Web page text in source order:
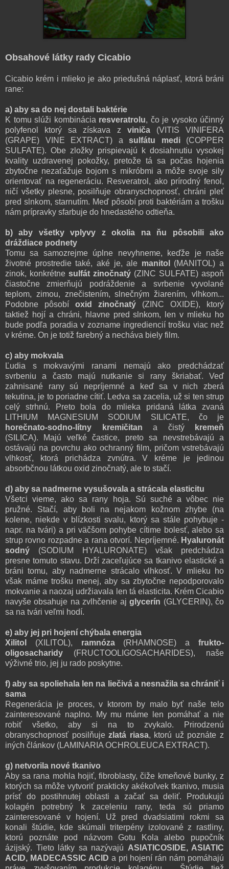
Obsahové látky rady Cicabio
Cicabio krém i mlieko je ako priedušná náplasť, ktorá bráni
rane:
a) aby sa do nej dostali baktérie
K tomu slúži kombinácia resveratrolu, čo je vysoko účinný
polyfenol ktorý sa získava z viniča(VITIS VINIFERA
(GRAPE) VINE EXTRACT) a sulfátu medi(COPPER
SULFATE). Obe zložky prispievajú k dosiahnutiu vysokej
kvality uzdravenej pokožky, pretože tá sa počas hojenia
zbytočne nezaťažuje bojom s mikróbmi a môže svoje sily
orientovať na regeneráciu. Resveratrol, ako prírodný fenol,
ničí všetky plesne, posilňuje obranyschopnosť, chráni pleť
pred slnkom, starnutím. Meď pôsobí proti baktériám a trošku
nám prípravky sfarbuje do hnedastého odtieňa.
b) aby všetky vplyvy z okolia na ňu pôsobili ako
dráždiace podnety
Tomu sa samozrejme úplne nevyhneme, keďže je naše
životné prostredie také, aké je, ale manitol
(MANITOL) a
zinok, konkrétne sulfát zinočnatý (ZINC SULFATE) aspoň
čiastočne zmierňujú podráždenie a svrbenie vyvolané
teplom, zimou, znečistením, slnečným žiarením, vlhkom...
Podobne pôsobí oxid zinočnatý (ZINC OXIDE), ktorý
taktiež hojí a chráni, hlavne pred slnkom, len v mlieku ho
bude podľa poradia v zozname ingrediencií trošku viac než
v kréme. On je totiž farebný a necháva biely film.
c) aby mokvala
Ľudia s mokvavými ranami nemajú ako predchádzať
svrbeniu a často majú nutkanie si rany škriabať. Veď
zahnisané rany sú nepríjemné a keď sa v nich zberá
tekutina, je to poriadne cítiť. Ledva sa zacelia, už si ten strup
celý strhnú. Preto bola do mlieka pridaná látka zvaná
LITHIUM MAGNESIUM SODIUM SILICATE, čo je
horečnato-sodno-lítny kremičitan a čistý
kremeň
(SILICA). Majú veľké častice, preto sa nevstrebávajú a
ostávajú na povrchu ako ochranný film, pričom vstrebávajú
vlhkosť, ktorá prichádza zvnútra. V kréme je jedinou
absorbčnou látkou oxid zinočnatý, ale to stačí.
d) aby sa nadmerne vysušovala a strácala elasticitu
Všetci vieme, ako sa rany hoja. Sú suché a vôbec nie
pružné. Stačí, aby boli na nejakom kožnom zhybe (na
kolene, niekde v blízkosti svalu, ktorý sa stále pohybuje -
napr. na tvári) a pri väčšom pohybe cítime bolesť, alebo sa
strup rovno rozpadne a rana otvorí. Nepríjemné. Hyaluronát
sodný (SODIUM HYALURONATE) však predchádza
presne tomuto stavu. Drží zaceľujúce sa tkanivo elastické a
bráni tomu, aby nadmerne strácalo vlhkosť. V mlieku ho
však máme trošku menej, aby sa zbytočne nepodporovalo
mokvanie a naozaj udržiavala len tá elasticita. Krém Cicabio
navyše obsahuje na zvlhčenie ajglycerín (GLYCERIN), čo
sa na tvári veľmi hodí.
e) aby jej pri hojení chýbala energia
Xilitol
(XILITOL), ramnóza(RHAMNOSE) afrukto-
oligosacharidy (FRUCTOOLIGOSACHARIDES), naše
výživné trio, jej ju rado poskytne.
f) aby sa spoliehala len na liečivá a nesnažila sa chrániť i
sama
Regenerácia je proces, v ktorom by malo byť naše telo
zainteresované naplno. My mu máme len pomáhať a nie
robiť všetko, aby si na to zvykalo. Prirodzenú
obranyschopnosť posilňujezlatá riasa, ktorú už poznáte z
iných článkov (LAMINARIA OCHROLEUCA EXTRACT).
g) netvorila nové tkanivo
Aby sa rana mohla hojiť, fibroblasty, čiže kmeňové bunky, z
ktorých sa môže vytvoriť prakticky akékoľvek tkanivo, musia
prísť do postihnutej oblasti a začať sa deliť. Produkujú
kolagén potrebný k zaceleniu rany, teda sú priamo
zainteresované v hojení. Už pred dvadsiatimi rokmi sa
konali štúdie, kde skúmali triterpény izolované z rastliny,
ktorú poznáte pod názvom Gotu Kola alebo pupočník
ázijský. Tieto látky sa nazývajú ASIATICOSIDE, ASIATIC
ACID, MADECASSIC ACID a pri hojení rán nám pomáhajú